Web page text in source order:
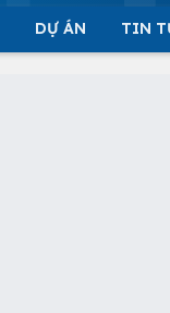
DỰ ÁN TIN